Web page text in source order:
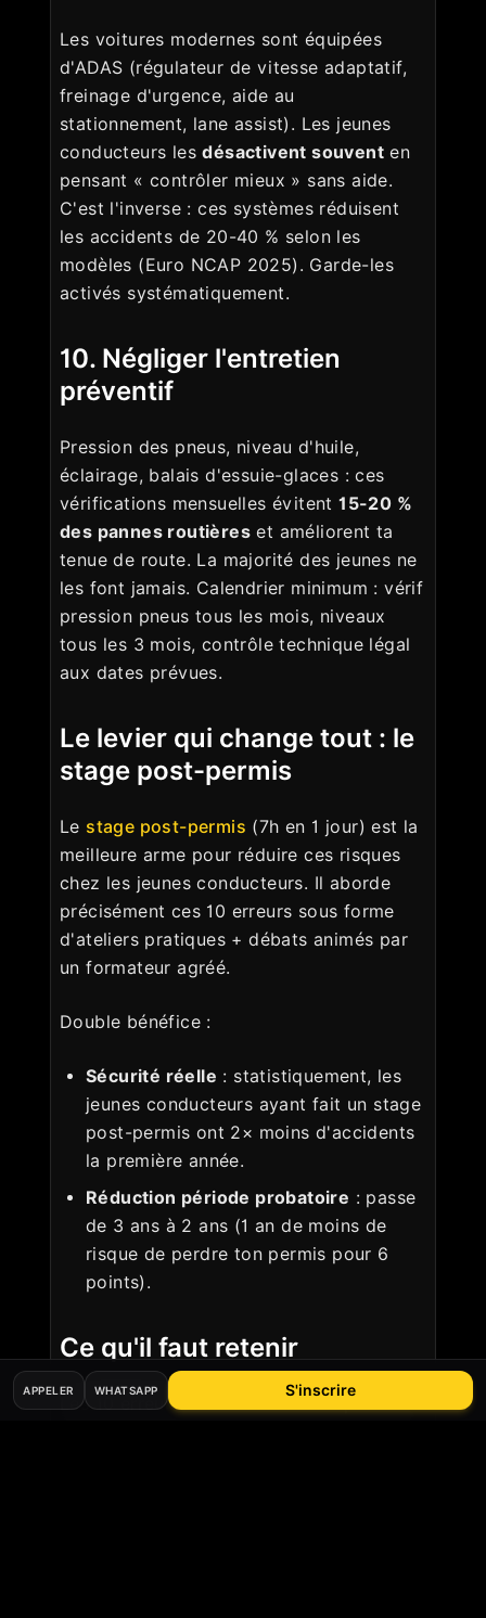
Les voitures modernes sont équipées
d'ADAS (régulateur de vitesse adaptatif,
freinage d'urgence, aide au
stationnement, lane assist). Les jeunes
conducteurs lesdésactivent souvent en
pensant « contrôler mieux » sans aide.
C'est l'inverse : ces systèmes réduisent
les accidents de 20-40 % selon les
modèles (Euro NCAP 2025). Garde-les
activés systématiquement.
10. Négliger l'entretien
préventif
Pression des pneus, niveau d'huile,
éclairage, balais d'essuie-glaces : ces
vérifications mensuelles évitent15-20 %
des pannes routières et améliorent ta
tenue de route. La majorité des jeunes ne
les font jamais. Calendrier minimum : vérif
pression pneus tous les mois, niveaux
tous les 3 mois, contrôle technique légal
aux dates prévues.
Le levier qui change tout : le
stage post-permis
Le stage post-permis (7h en 1 jour) est la
meilleure arme pour réduire ces risques
chez les jeunes conducteurs. Il aborde
précisément ces 10 erreurs sous forme
d'ateliers pratiques + débats animés par
un formateur agréé.
Double bénéfice :
Sécurité réelle : statistiquement, les
jeunes conducteurs ayant fait un stage
post-permis ont 2× moins d'accidents
la première année.
Réduction période probatoire : passe
de 3 ans à 2 ans (1 an de moins de
risque de perdre ton permis pour 6
points).
Ce qu'il faut retenir
Les 10 erreurs ci-dessus ne sont pas des
APPELER WHATSAPP S'inscrire